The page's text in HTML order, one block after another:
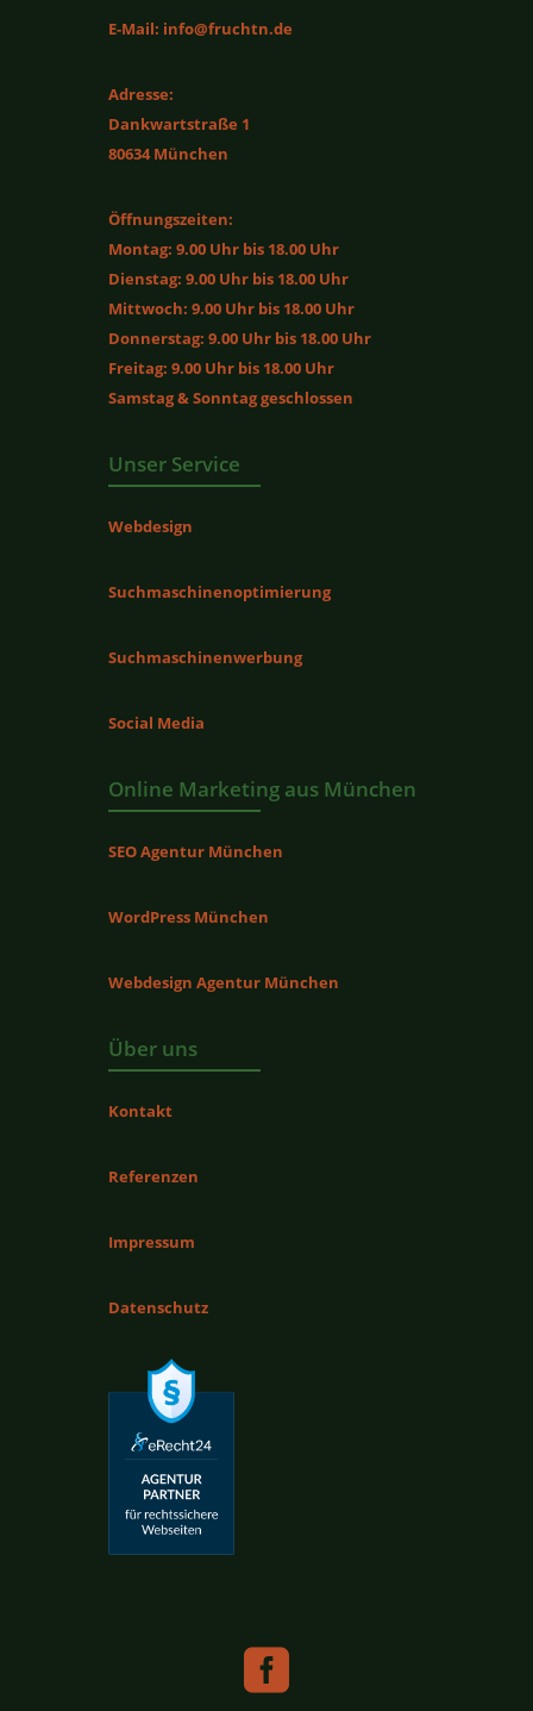
E-Mail: info@fruchtn.de
Adresse:
Dankwartstraße 1
80634 München
Öffnungszeiten:
Montag: 9.00 Uhr bis 18.00 Uhr
Dienstag: 9.00 Uhr bis 18.00 Uhr
Mittwoch: 9.00 Uhr bis 18.00 Uhr
Donnerstag: 9.00 Uhr bis 18.00 Uhr
Freitag: 9.00 Uhr bis 18.00 Uhr
Samstag & Sonntag geschlossen
Unser Service
Webdesign
Suchmaschinenoptimierung
Suchmaschinenwerbung
Social Media
Online Marketing aus München
SEO Agentur München
WordPress München
Webdesign Agentur München
Über uns
Kontakt
Referenzen
Impressum
Datenschutz
